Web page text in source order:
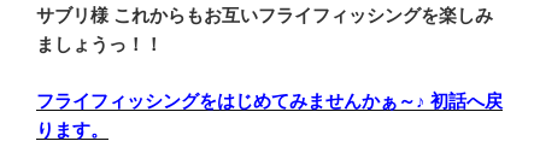
サブリ様 これからもお互いフライフィッシングを楽しみ
ましょうっ！！
フライフィッシングをはじめてみませんかぁ～♪ 初話へ戻
ります。